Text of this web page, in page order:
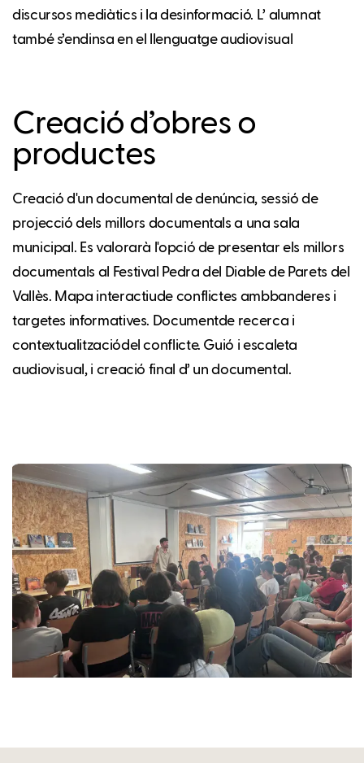
discursos mediàtics i la desinformació. L’ alumnat
també s’endinsa en el llenguatge audiovisual
Creació d’obres o
productes
Creació d'un documental de denúncia, sessió de
projecció dels millors documentals a una sala
municipal. Es valorarà l'opció de presentar els millors
documentals al Festival Pedra del Diable de Parets del
Vallès. Mapa interactiude conflictes ambbanderes i
targetes informatives. Documentde recerca i
contextualitzaciódel conflicte. Guió i escaleta
audiovisual, i creació final d’ un documental.